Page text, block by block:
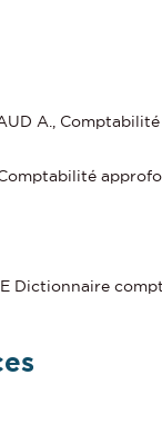
A.,
Dictionnaire